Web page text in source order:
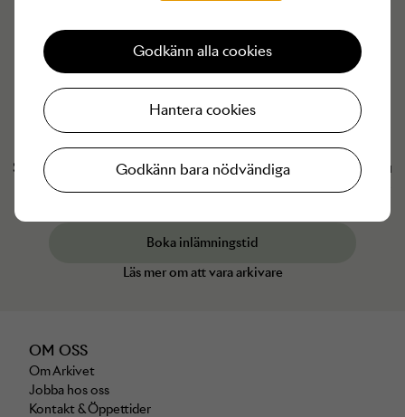
Har du något frånPart Twodu vill ska få ett nytt liv?
Som Arkivare (säljare hos Arkivet) kan du sälja de plagg du
inte längre använder och få pengarna tillgodo hos Arkivet
Läs mer om att vara arkivare
Boka inlämningstid
OM OSS
Om Arkivet
Jobba hos oss
Kontakt & Öppettider
Godkänn alla cookies
Hantera cookies
Godkänn bara nödvändiga